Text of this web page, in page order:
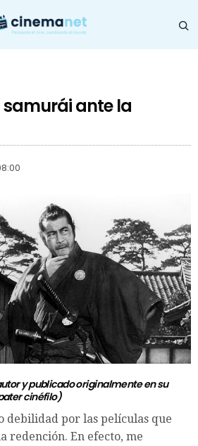
samurái ante la
y publicado originalmente en su
cinéfilo)
debilidad por las películas que
redención. En efecto, me